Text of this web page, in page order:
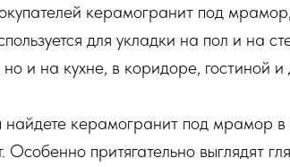
керамогранит под
для укладки на пол и на
но и на кухне, в коридоре, гостиной
керамогранит под мрамор
Особенно притягательно выглядят